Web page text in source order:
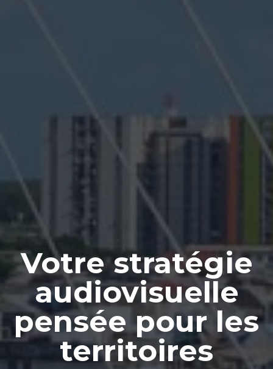
Votre stratégie
audiovisuelle
pensée pour les
territoires